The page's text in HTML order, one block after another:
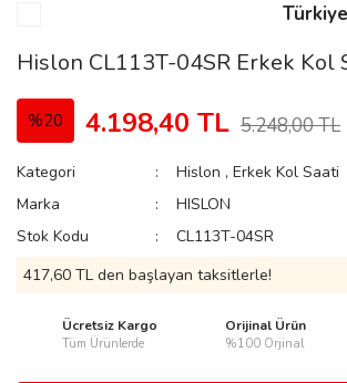
Hislon CL113T-04SR Erkek Kol
%20 4.198,40 TL 5.248,00 TL
Kategori Hislon ,Erkek Kol Saati
Marka
HISLON
Stok Kodu
CL113T-04SR
417,60 TL den başlayan taksitlerle!
Ücretsiz Kargo
Tüm Ürünlerde
Orijinal Ürün
%100 Orjinal